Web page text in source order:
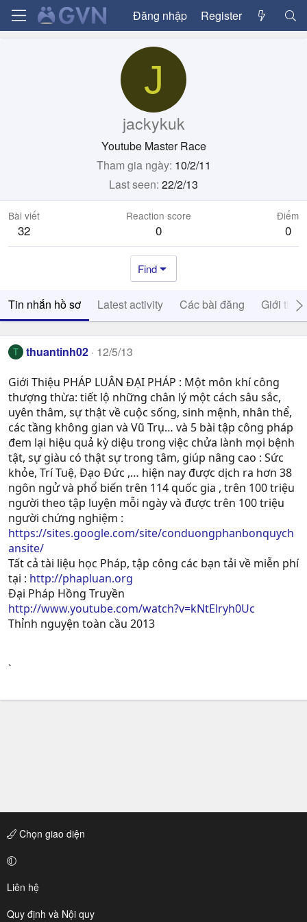
Đăng nhập Register
J
jackykuk
Youtube Master Race
Tham gia ngày 10/2/11
Last seen 22/2/13
Bài viết
32
Reaction score
0
Điểm
0
Find
Tin nhắn hồ sơ Latest activity Các bài đăng Giới thiệu
T thuantinh02 12/5/13
Giới Thiệu PHÁP LUÂN ĐẠI PHÁP : Một môn khí công
thượng thừa: tiết lộ những chân lý một cách sâu sắc,
uyên thâm, sự thật về cuộc sống, sinh mệnh, nhân thể,
các tầng không gian và Vũ Trụ… và 5 bài tập công pháp
đem lại hiệu quả kỳ diệu trong việc chửa lành mọi bệnh
tật, sự giàu có thật sự trong tâm, giúp nâng cao : Sức
khỏe, Trí Tuệ, Ðạo Ðức ,… hiện nay được dịch ra hơn 38
ngôn ngử và phổ biến trên 114 quốc gia , trên 100 triệu
người theo tập luyện mỗi ngày và được trên 100 triệu
người chứng nghiệm :
https://sites.google.com/site/conduongphanbonquych
ansite/
Tất cả tài liệu học Pháp, tập công các bạn tải về miễn phí
tại : http://phapluan.org
Đại Pháp Hồng Truyền
http://www.youtube.com/watch?v=kNtElryh0Uc
Thỉnh nguyện toàn cầu 2013
`
Chọn giao diện
Liên hệ
Quy định và Nội quy